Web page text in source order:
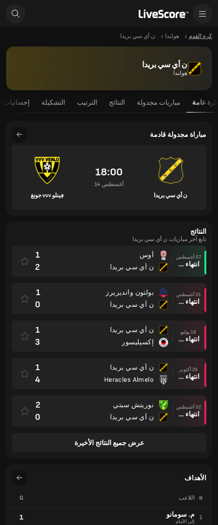
كرة القدم هولندا ن أي سي بريدا
ن أي سي بريدا
هولندا
عامة مباريات مجدولة النتائج الترتيب التشكيلة إحصائيات
مباراة مجدولة قادمة
ن أي سي بريدا
18:00
14 أغسطس
ڢينلو vvv جونغ
النتائج
تابع آخر مباريات ن أي سي بريدا
07 أغسطس
انتهاء وقت المباراة
أوس
ن أي سي بريدا
1
2
01 أغسطس
انتهاء وقت المباراة
بولتون وانديريرز
ن أي سي بريدا
1
0
18 يوليو
انتهاء وقت المباراة
ن أي سي بريدا
إكسيليسور
1
3
29 أكتوبر
انتهاء وقت المباراة
ن أي سي بريدا
Heracles Almelo
1
4
02 أغسطس
انتهاء وقت المباراة
نوريتش سيتي
ن أي سي بريدا
2
0
عرض جميع النتائج الأخيرة
الأهداف
# اللاعب G
1 م. سومانو
إلى الأمام 1